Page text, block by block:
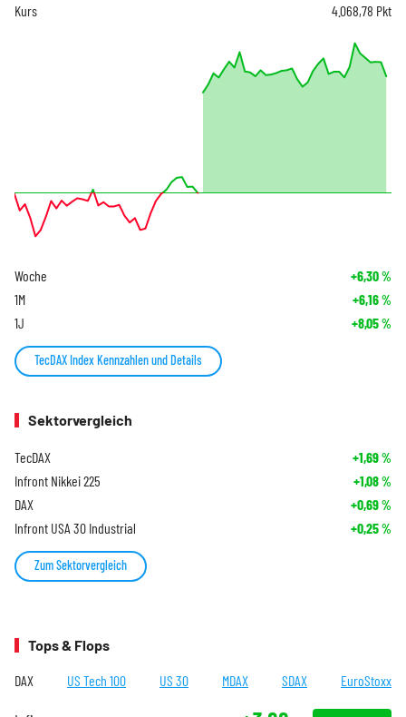
Kurs 4.068,78 Pkt
Woche +6,30%
1M +6,16%
1J +8,05%
TecDAX Index Kennzahlen und Details
Sektorvergleich
TecDAX +1,69%
Infront Nikkei 225 +1,08%
DAX +0,69%
Infront USA 30 Industrial +0,25%
Zum Sektorvergleich
Tops & Flops
DAX US Tech 100 US 30 MDAX SDAX EuroStoxx